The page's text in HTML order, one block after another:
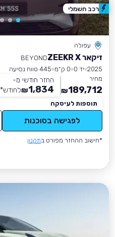
עפולה
זיקאר ZEEKR X
BEYOND
2025 יד 0 0 ק״מ
445 טווח נסיעה
מחיר
189,712
₪
החזר חודשי מ-
1,834
₪לחודש*
תוספות לעיסקה
לפגישה בסוכנות
*חישוב ההחזר מפורט בתקנון
רכב חשמלי